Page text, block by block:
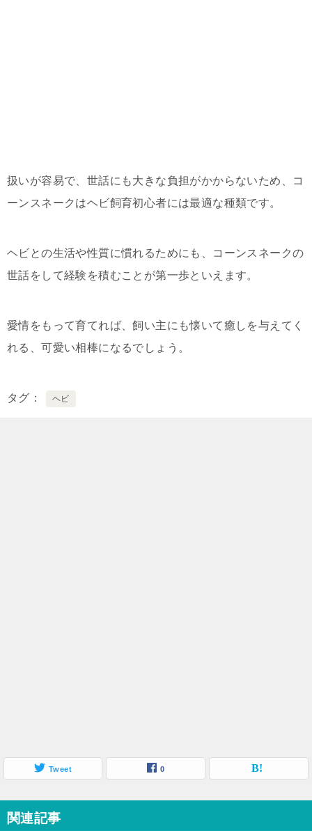
扱いが容易で、世話にも大きな負担がかからないため、コ
ーンスネークはヘビ飼育初心者には最適な種類です。
ヘビとの生活や性質に慣れるためにも、コーンスネークの
世話をして経験を積むことが第一歩といえます。
愛情をもって育てれば、飼い主にも懐いて癒しを与えてく
れる、可愛い相棒になるでしょう。
タグ ヘビ
Tweet 0
関連記事